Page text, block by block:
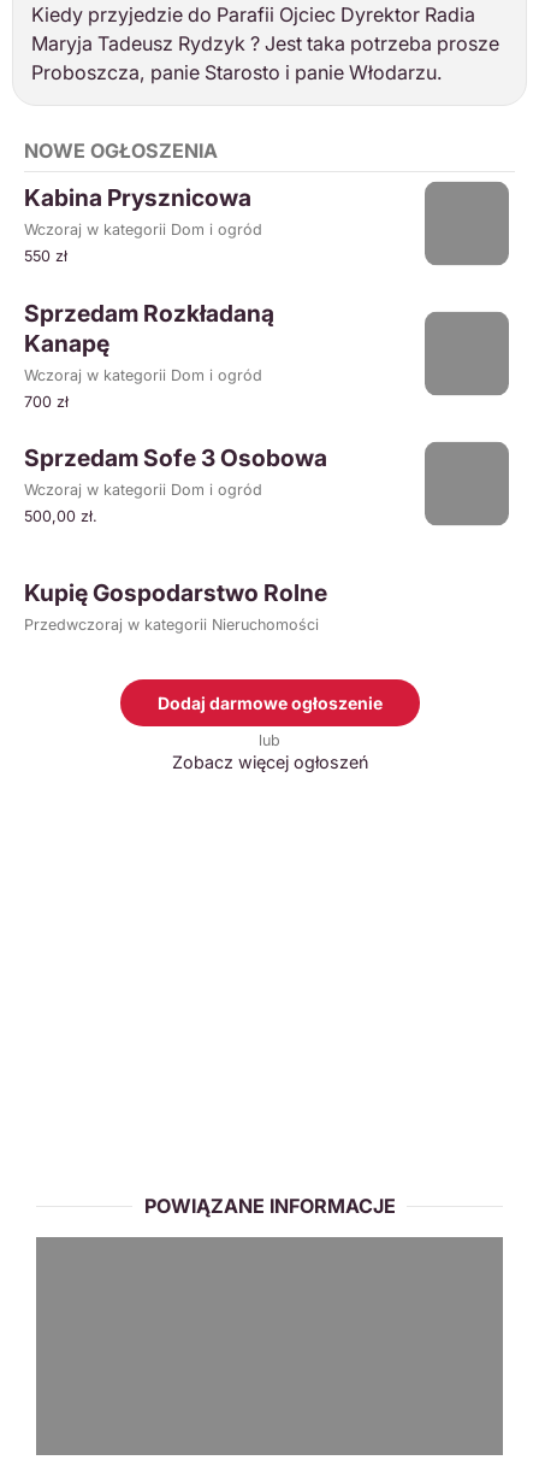
Kiedy przyjedzie do Parafii Ojciec Dyrektor Radia
Maryja Tadeusz Rydzyk ? Jest taka potrzeba prosze
Proboszcza, panie Starosto i panie Włodarzu.
NOWE OGŁOSZENIA
Kabina Prysznicowa
Wczoraj w kategorii Dom i ogród
550 zł
Sprzedam Rozkładaną
Kanapę
Wczoraj w kategorii Dom i ogród
700 zł
Sprzedam Sofe 3 Osobowa
Wczoraj w kategorii Dom i ogród
500,00 zł.
Kupię Gospodarstwo Rolne
Przedwczoraj w kategorii Nieruchomości
Dodaj darmowe ogłoszenie
lub
Zobacz więcej ogłoszeń
POWIĄZANE INFORMACJE